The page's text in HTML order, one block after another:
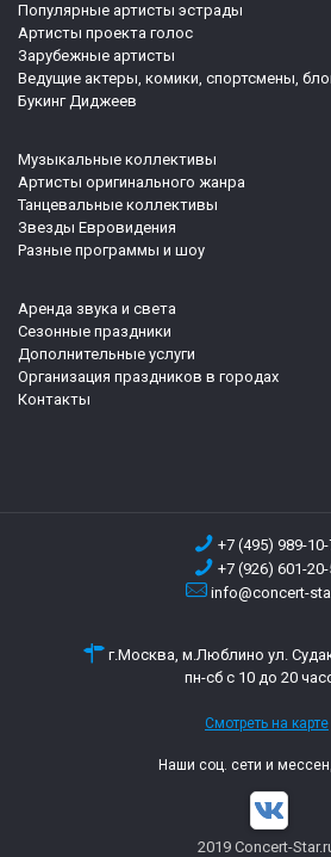
Популярные артисты эстрады
Артисты проекта голос
Зарубежные артисты
Ведущие актеры, комики, спортсмены,
Букинг Диджеев
Музыкальные коллективы
Артисты оригинального жанра
Танцевальные коллективы
Звезды Евровидения
Разные программы и шоу
Аренда звука и света
Сезонные праздники
Дополнительные услуги
Организация праздников в городах
Контакты
+7 (495) 989-
+7 (926) 601-
info@concert-
г.Москва, м.Люблино ул.
пн-сб с 10 до 20
Смотреть на карте
Наши соц. сети и
2019 Concert-